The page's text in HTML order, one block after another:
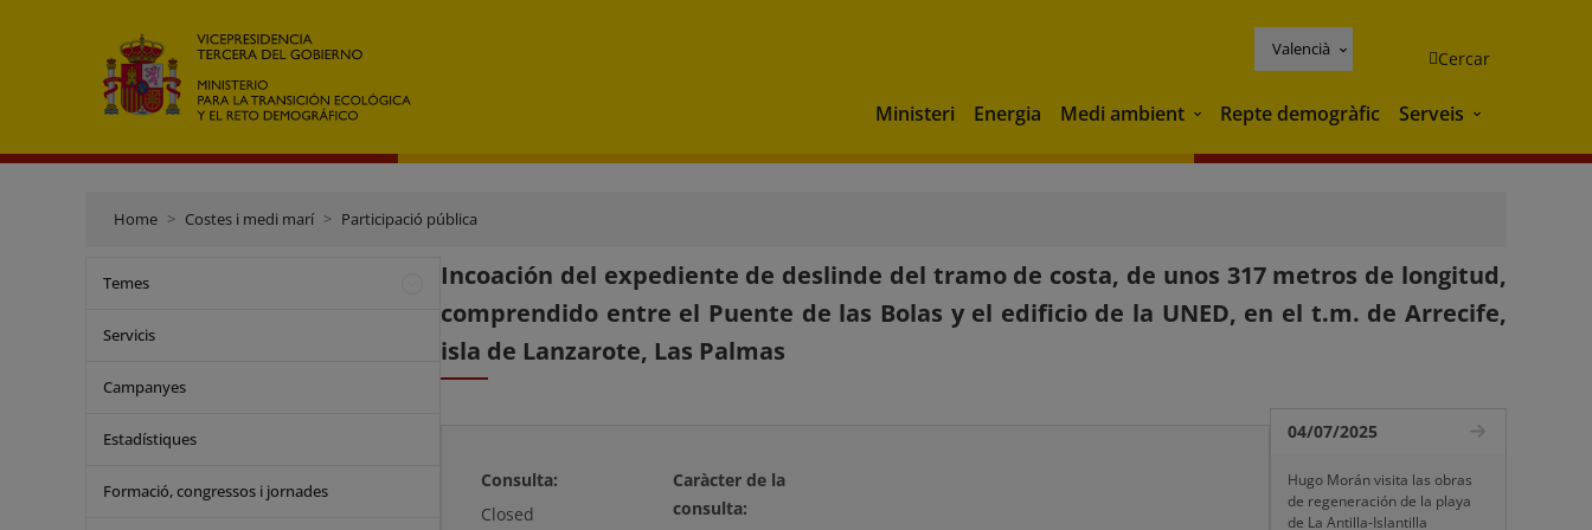
Valencià Cercar
Ministeri Energia Medi ambient Medi ambient
Repte demogràfic Serveis Serveis
Home Costes i medi marí Participació pública
Temes
Servicis
Campanyes
Estadístiques
Formació, congressos i jornades
Incoación del expediente de deslinde del tramo de costa, de unos 317 metros de longitud,
comprendido entre el Puente de las Bolas y el edificio de la UNED, en el t.m. de Arrecife,
isla de Lanzarote, Las Palmas
Consulta:
Closed
Caràcter de la
consulta:
04/07/2025
Hugo Morán visita las obras
de regeneración de la playa
de La Antilla-Islantilla